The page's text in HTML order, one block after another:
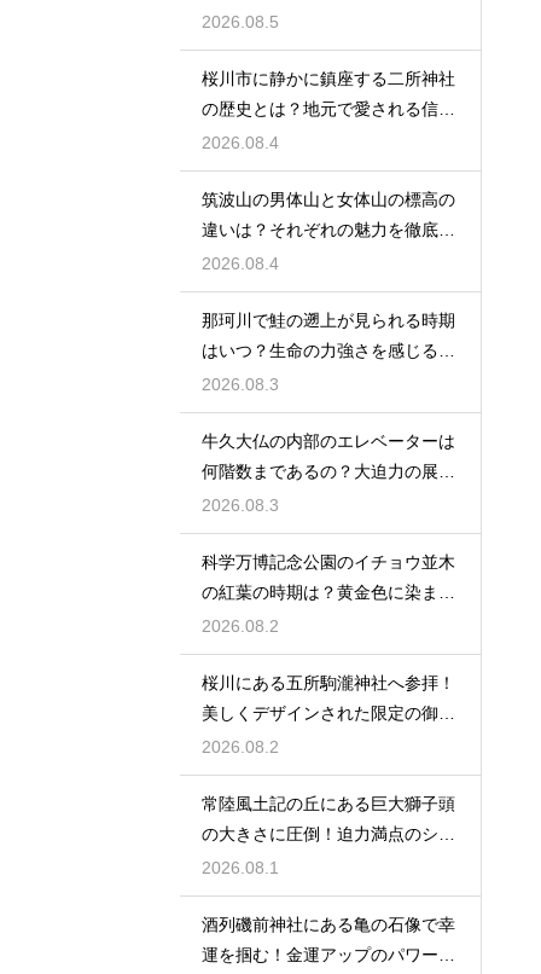
換え術
2026.08.5
桜川市に静かに鎮座する二所神社
の歴史とは？地元で愛される信仰
の拠点
2026.08.4
筑波山の男体山と女体山の標高の
違いは？それぞれの魅力を徹底解
説する
2026.08.4
那珂川で鮭の遡上が見られる時期
はいつ？生命の力強さを感じる秋
の風物詩
2026.08.3
牛久大仏の内部のエレベーターは
何階数まであるの？大迫力の展望
を満喫
2026.08.3
科学万博記念公園のイチョウ並木
の紅葉の時期は？黄金色に染まる
秋の絶景
2026.08.2
桜川にある五所駒瀧神社へ参拝！
美しくデザインされた限定の御朱
印の魅力
2026.08.2
常陸風土記の丘にある巨大獅子頭
の大きさに圧倒！迫力満点のシン
ボル
2026.08.1
酒列磯前神社にある亀の石像で幸
運を掴む！金運アップのパワース